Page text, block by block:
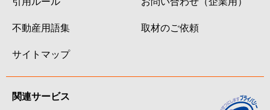
不動産用語集
サイトマップ
取材のご依頼
関連サービス